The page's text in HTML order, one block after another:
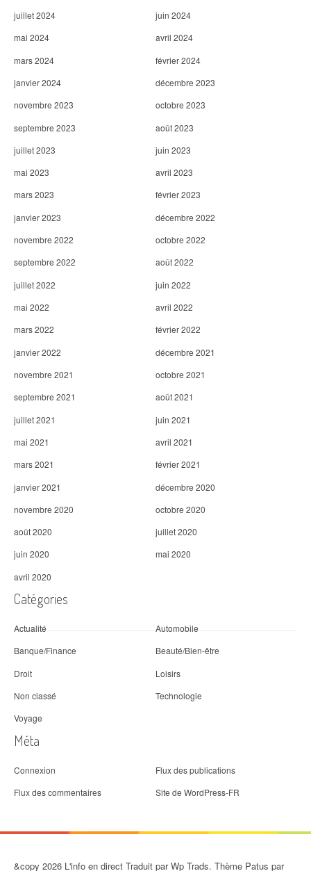
juillet 2024
juin 2024
mai 2024
avril 2024
mars 2024
février 2024
janvier 2024
décembre 2023
novembre 2023
octobre 2023
septembre 2023
août 2023
juillet 2023
juin 2023
mai 2023
avril 2023
mars 2023
février 2023
janvier 2023
décembre 2022
novembre 2022
octobre 2022
septembre 2022
août 2022
juillet 2022
juin 2022
mai 2022
avril 2022
mars 2022
février 2022
janvier 2022
décembre 2021
novembre 2021
octobre 2021
septembre 2021
août 2021
juillet 2021
juin 2021
mai 2021
avril 2021
mars 2021
février 2021
janvier 2021
décembre 2020
novembre 2020
octobre 2020
août 2020
juillet 2020
juin 2020
mai 2020
avril 2020
Catégories
Actualité
Automobile
Banque/Finance
Beauté/Bien-être
Droit
Loisirs
Non classé
Technologie
Voyage
Méta
Connexion
Flux des publications
Flux des commentaires
Site de WordPress-FR
&copy 2026 L'info en direct Traduit par Wp Trads. Thème Patus par